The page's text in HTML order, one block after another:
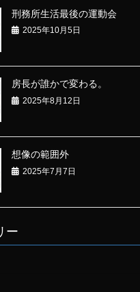
刑務所生活最後の運動会
2025年10月5日
房長が誰かで変わる。
2025年8月12日
想像の範囲外
2025年7月7日
ー